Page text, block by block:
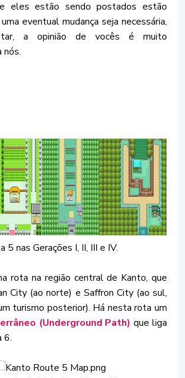
eles estão sendo postados estão
eventual mudança seja necessária,
a opinião de vocês é muito
nós.
5 nas Gerações I, II, III e IV.
rota na região central de Kanto, que
City (ao norte) e Saffron City (ao sul,
turismo posterior). Há nesta rota um
(Underground Path) que liga
6.